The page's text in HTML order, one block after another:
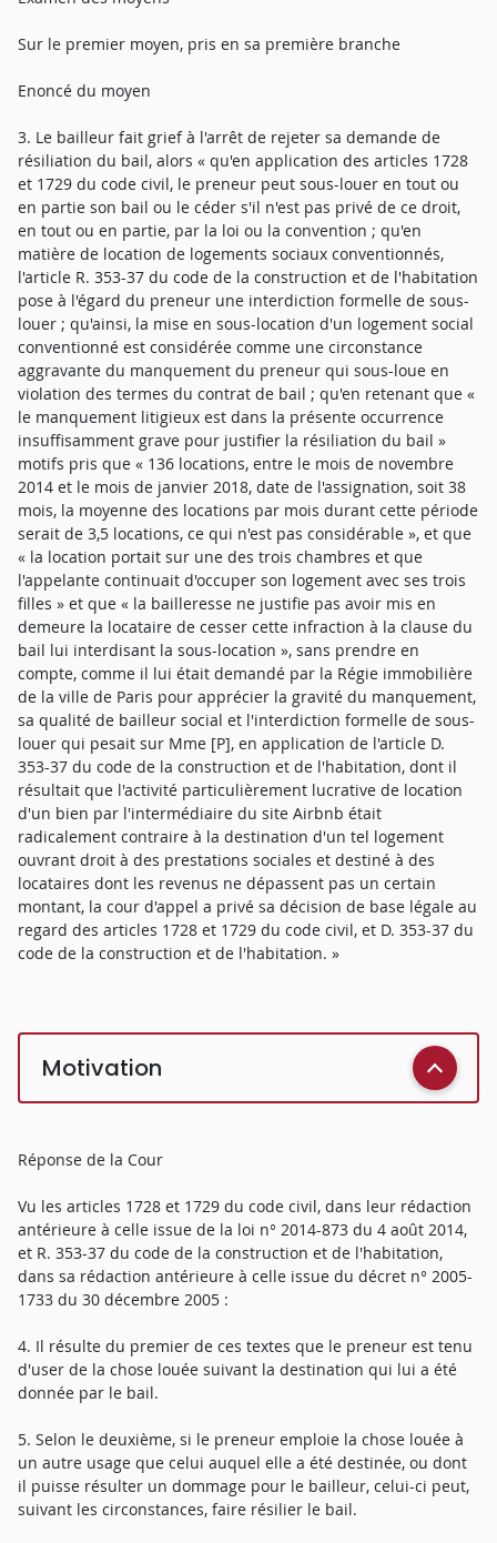
Sur le premier moyen, pris en sa première branche
Enoncé du moyen
3. Le bailleur fait grief à l'arrêt de rejeter sa demande de
résiliation du bail, alors « qu'en application des articles 1728
et 1729 du code civil, le preneur peut sous-louer en tout ou
en partie son bail ou le céder s'il n'est pas privé de ce droit,
en tout ou en partie, par la loi ou la convention ; qu'en
matière de location de logements sociaux conventionnés,
l'article R. 353-37 du code de la construction et de l'habitation
pose à l'égard du preneur une interdiction formelle de sous-
louer ; qu'ainsi, la mise en sous-location d'un logement social
conventionné est considérée comme une circonstance
aggravante du manquement du preneur qui sous-loue en
violation des termes du contrat de bail ; qu'en retenant que «
le manquement litigieux est dans la présente occurrence
insuffisamment grave pour justifier la résiliation du bail »
motifs pris que « 136 locations, entre le mois de novembre
2014 et le mois de janvier 2018, date de l'assignation, soit 38
mois, la moyenne des locations par mois durant cette période
serait de 3,5 locations, ce qui n'est pas considérable », et que
« la location portait sur une des trois chambres et que
l'appelante continuait d'occuper son logement avec ses trois
filles » et que « la bailleresse ne justifie pas avoir mis en
demeure la locataire de cesser cette infraction à la clause du
bail lui interdisant la sous-location », sans prendre en
compte, comme il lui était demandé par la Régie immobilière
de la ville de Paris pour apprécier la gravité du manquement,
sa qualité de bailleur social et l'interdiction formelle de sous-
louer qui pesait sur Mme [P], en application de l'article D.
353-37 du code de la construction et de l'habitation, dont il
résultait que l'activité particulièrement lucrative de location
d'un bien par l'intermédiaire du site Airbnb était
radicalement contraire à la destination d'un tel logement
ouvrant droit à des prestations sociales et destiné à des
locataires dont les revenus ne dépassent pas un certain
montant, la cour d'appel a privé sa décision de base légale au
regard des articles 1728 et 1729 du code civil, et D. 353-37 du
code de la construction et de l'habitation. »
Motivation
Réponse de la Cour
Vu les articles 1728 et 1729 du code civil, dans leur rédaction
antérieure à celle issue de la loi n° 2014-873 du 4 août 2014,
et R. 353-37 du code de la construction et de l'habitation,
dans sa rédaction antérieure à celle issue du décret n° 2005-
1733 du 30 décembre 2005 :
4. Il résulte du premier de ces textes que le preneur est tenu
d'user de la chose louée suivant la destination qui lui a été
donnée par le bail.
5. Selon le deuxième, si le preneur emploie la chose louée à
un autre usage que celui auquel elle a été destinée, ou dont
il puisse résulter un dommage pour le bailleur, celui-ci peut,
suivant les circonstances, faire résilier le bail.